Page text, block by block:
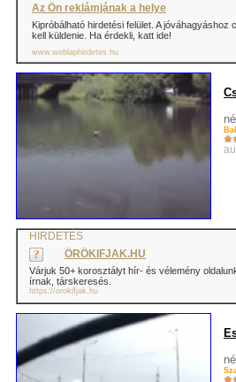
Az Ön reklámjának a helye
Kipróbálható hirdetési felület. A jóváhagyáshoz
kell küldenie. Ha érdekli, katt ide!
www.weblaphirdetes.hu
HIRDETÉS
ÖRÖKIFJAK.HU
Várjuk 50+ korosztályt hír- és vélemény
írnak, társkeresés.
https://orokifjak.hu